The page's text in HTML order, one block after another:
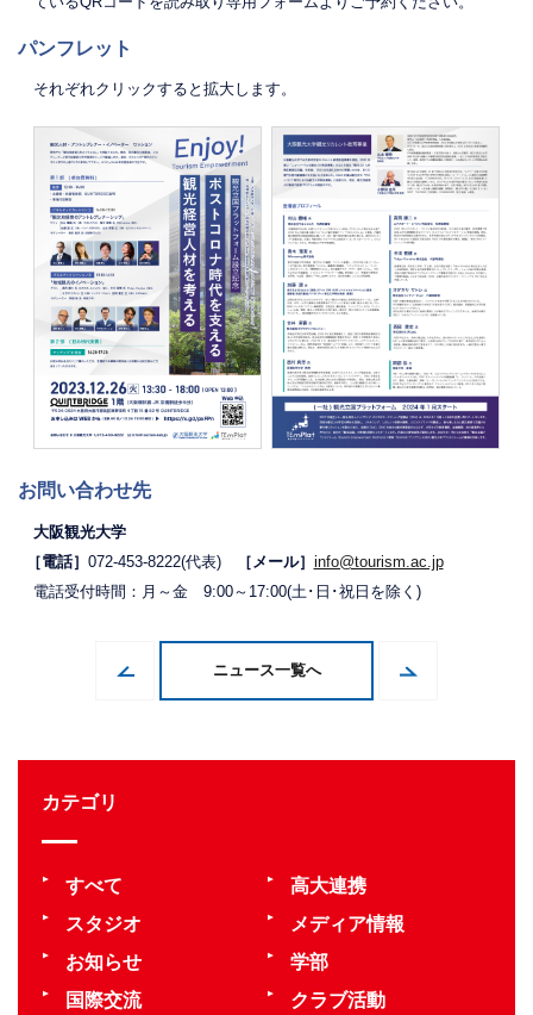
パンフレット
それぞれクリックすると拡大します。
お問い合わせ先
大阪観光大学
［電話］ 072-453-8222(代表) ［メール］ info@tourism.ac.jp
電話受付時間：月～金 9:00～17:00(土･日･祝日を除く)
ニュース一覧へ
カテゴリ
すべて
高大連携
スタジオ
メディア情報
お知らせ
学部
国際交流
クラブ活動